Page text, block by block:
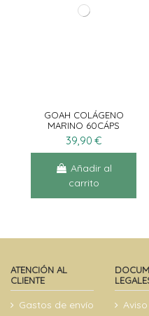
GOAH COLÁGENO
MARINO 60CÁPS
39,90 €
Añadir al
carrito
ATENCIÓN AL
CLIENTE
Gastos de envío